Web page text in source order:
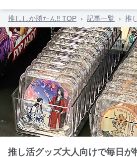
推ししか勝たん‼ TOP › 記事一覧 › 推
推し活グッズ大人向けで毎日が